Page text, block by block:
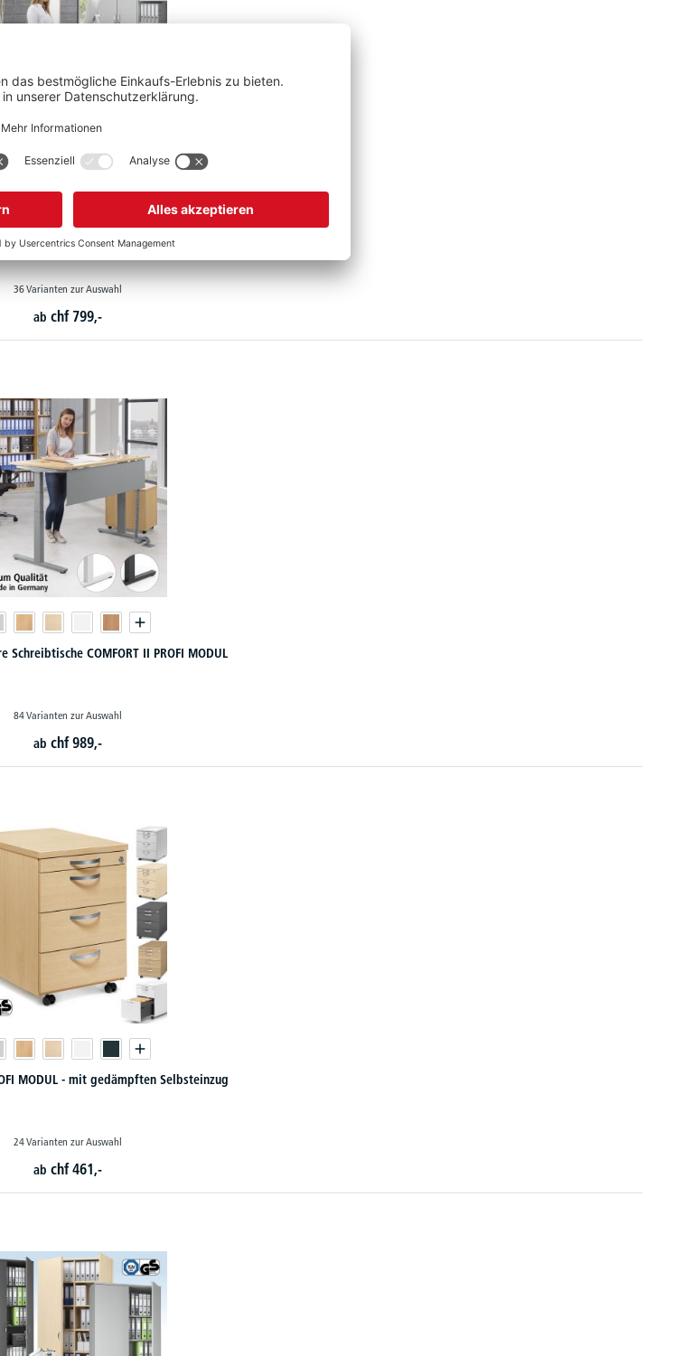
Schreibtische COMFORT PROFI MODUL
36 Varianten zur Auswahl
ab chf 799,-
Schreibtische COMFORT II PROFI MODUL
84 Varianten zur Auswahl
ab chf 989,-
MODUL - mit gedämpften Selbsteinzug
24 Varianten zur Auswahl
ab chf 461,-